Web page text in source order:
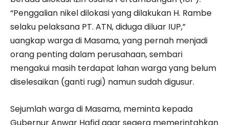
“Penggalian nikel dilokasi yang dilakukan H. Rambe
selaku pelaksana PT. ATN, diduga diluar IUP,”
uangkap warga di Masama, yang pernah menjadi
orang penting dalam perusahaan, sembari
mengakui masih terdapat lahan warga yang belum
diselesaikan (ganti rugi) namun sudah digusur.
Sejumlah warga di Masama, meminta kepada